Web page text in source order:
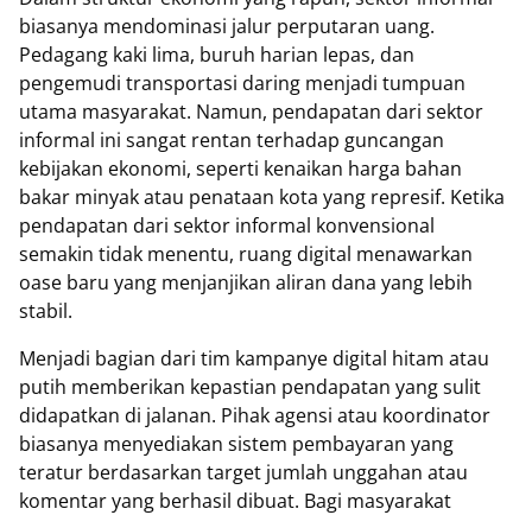
biasanya mendominasi jalur perputaran uang.
Pedagang kaki lima, buruh harian lepas, dan
pengemudi transportasi daring menjadi tumpuan
utama masyarakat. Namun, pendapatan dari sektor
informal ini sangat rentan terhadap guncangan
kebijakan ekonomi, seperti kenaikan harga bahan
bakar minyak atau penataan kota yang represif. Ketika
pendapatan dari sektor informal konvensional
semakin tidak menentu, ruang digital menawarkan
oase baru yang menjanjikan aliran dana yang lebih
stabil.
Menjadi bagian dari tim kampanye digital hitam atau
putih memberikan kepastian pendapatan yang sulit
didapatkan di jalanan. Pihak agensi atau koordinator
biasanya menyediakan sistem pembayaran yang
teratur berdasarkan target jumlah unggahan atau
komentar yang berhasil dibuat. Bagi masyarakat